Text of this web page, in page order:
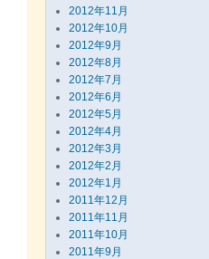
2012年11月
2012年10月
2012年9月
2012年8月
2012年7月
2012年6月
2012年5月
2012年4月
2012年3月
2012年2月
2012年1月
2011年12月
2011年11月
2011年10月
2011年9月